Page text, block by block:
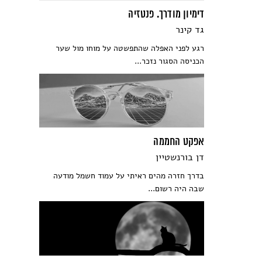
דימיון מודרך. פנטזיה
גד קינר
רגע לפני האפלה שהתפשטה על מוחו מול שער
הכניסה הסגור נזכר...
אפקט החממה
דן בורנשטיין
בדרך חזרה מהים ראיתי על עמוד חשמל מודעה
שבה היה רשום...